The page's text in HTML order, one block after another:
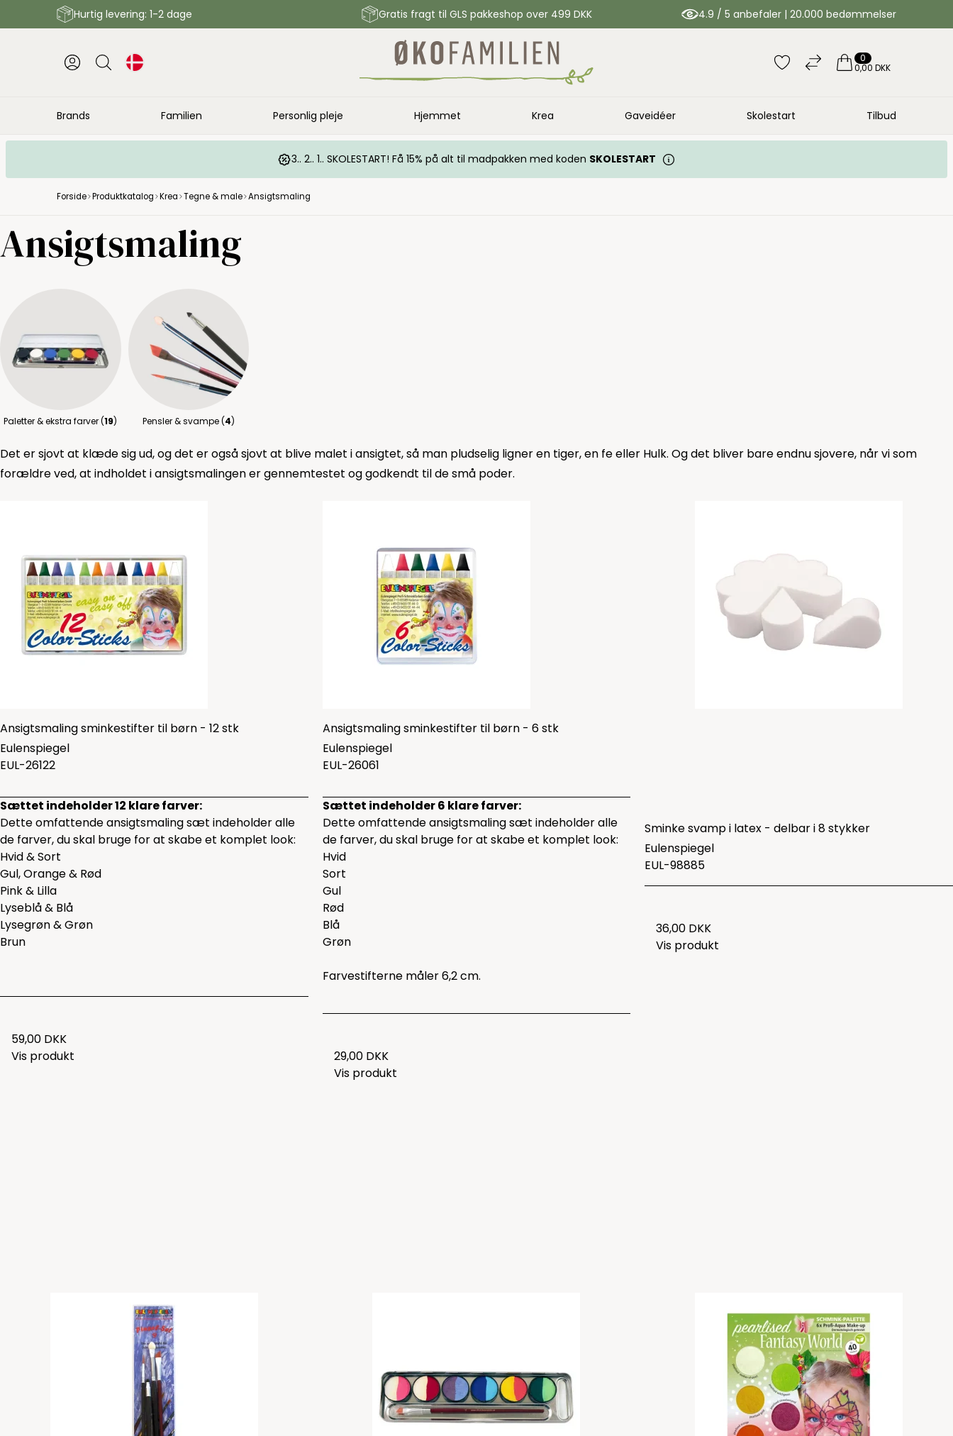
Hurtig levering: 1-2 dage Gratis fragt til GLS pakkeshop over 499 DKK 4.9 / 5 anbefaler | 20.000 bedømmelser
0
0,00 DKK
Brands Familien Personlig pleje Hjemmet Krea Gaveidéer Skolestart Tilbud
3.. 2.. 1.. SKOLESTART! Få 15% på alt til madpakken med koden SKOLESTART
Forside Produktkatalog Krea Tegne & male Ansigtsmaling
Ansigtsmaling
Paletter & ekstra farver (19) Pensler & svampe (4)
Det er sjovt at klæde sig ud, og det er også sjovt at blive malet i ansigtet, så man pludselig ligner en tiger, en fe eller Hulk. Og det bliver bare endnu sjovere, når vi som
forældre ved, at indholdet i ansigtsmalingen er gennemtestet og godkendt til de små poder.
Ansigtsmaling sminkestifter til børn - 12 stk
Eulenspiegel
EUL-26122
Sættet indeholder 12 klare farver:
Dette omfattende ansigtsmaling sæt indeholder alle
de farver, du skal bruge for at skabe et komplet look:
Hvid & Sort
Gul, Orange & Rød
Pink & Lilla
Lyseblå & Blå
Lysegrøn & Grøn
Brun
59,00 DKK
Vis produkt
Ansigtsmaling sminkestifter til børn - 6 stk
Eulenspiegel
EUL-26061
Sættet indeholder 6 klare farver:
Dette omfattende ansigtsmaling sæt indeholder alle
de farver, du skal bruge for at skabe et komplet look:
Hvid
Sort
Gul
Rød
Blå
Grøn
Farvestifterne måler 6,2 cm.
29,00 DKK
Vis produkt
Sminke svamp i latex - delbar i 8 stykker
Eulenspiegel
EUL-98885
36,00 DKK
Vis produkt